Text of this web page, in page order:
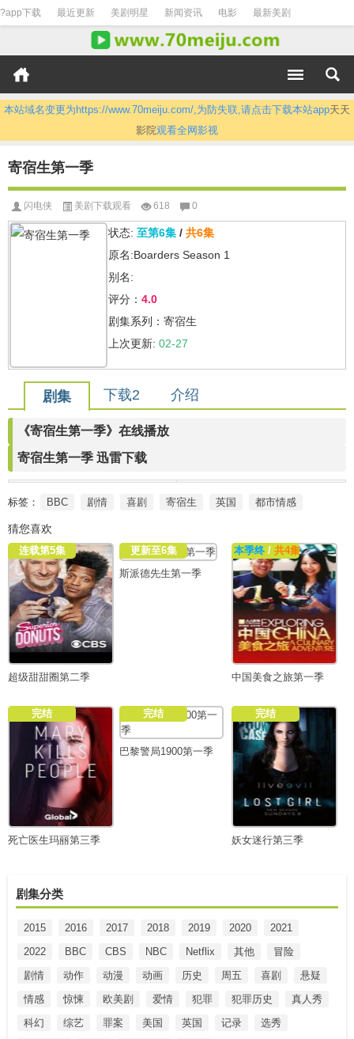
?app下载 最近更新 美剧明星 新闻资讯 电影 最新美剧
本站域名变更为https://www.70meiju.com/,为防失联,请点击下载本站app天天
影院观看全网影视
寄宿生第一季
闪电侠 美剧下载观看 618 0
状态: 至第6集 / 共6集
原名:Boarders Season 1
别名:
评分： 4.0
剧集系列：寄宿生
上次更新: 02-27
剧集 下载2 介绍
《寄宿生第一季》在线播放
寄宿生第一季 迅雷下载
标签： BBC 剧情 喜剧 寄宿生 英国 都市情感
猜您喜欢
连载第5集
超级甜甜圈第二季
更新至6集
斯派德先生第一季
本季终/ 共4集【纪录片】
中国美食之旅第一季
完结
死亡医生玛丽第三季
完结
巴黎警局1900第一季
完结
妖女迷行第三季
剧集分类
2015 2016 2017 2018 2019 2020
2021
2022
BBC CBS NBC Netflix 其他
冒险
剧情
动作 动漫 动画 历史 周五 喜剧
悬疑
情感
惊悚 欧美剧 爱情 犯罪 犯罪历史
真人秀
科幻
综艺 罪案 美国 英国 记录
选秀